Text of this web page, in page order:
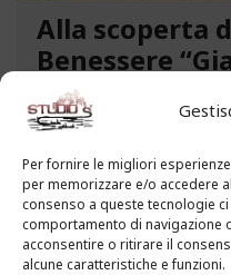
Per fornire le migliori
per memorizzare e/o accedere
consenso a queste tecnologie
comportamento di navigazione
acconsentire o ritirare il
alcune caratteristiche e funzioni.
Alla scoperta
Benessere
Novaro” a
A pochi passi dal mare,
paradiso affascina i
Parco del Benessere
Costarainera nella
parco degli ex ospedali